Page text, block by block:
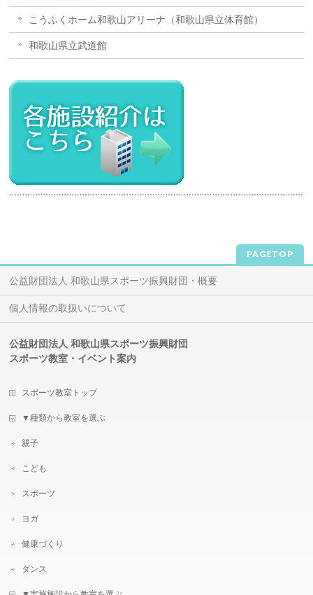
こうふくホーム和歌山アリーナ（和歌山県立体育館）
和歌山県立武道館
PAGETOP
公益財団法人 和歌山県スポーツ振興財団・概要
個人情報の取扱いについて
公益財団法人 和歌山県スポーツ振興財団
スポーツ教室・イベント案内
スポーツ教室トップ
▼種類から教室を選ぶ
親子
こども
スポーツ
ヨガ
健康づくり
ダンス